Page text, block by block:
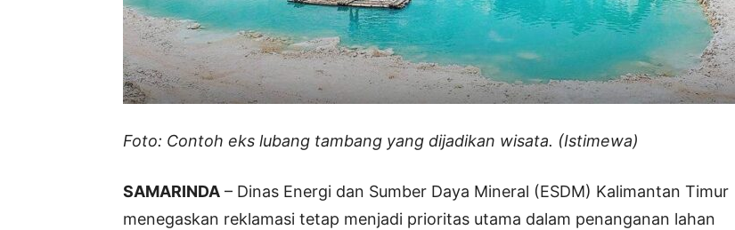
Foto: Contoh eks lubang tambang yang dijadikan wisata. (Istimewa)
SAMARINDA – Dinas Energi dan Sumber Daya Mineral (ESDM) Kalimantan Timur
menegaskan reklamasi tetap menjadi prioritas utama dalam penanganan lahan